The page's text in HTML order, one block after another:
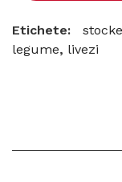
Etichete:
legume, livezi